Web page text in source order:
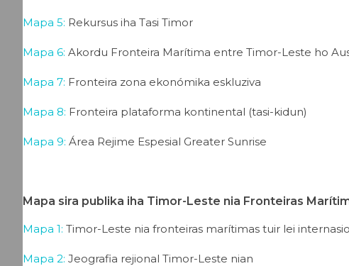
Mapa 5: Rekursus iha Tasi Timor
Mapa 6: Akordu Fronteira Marítima entre Timor-Leste ho
Mapa 7: Fronteira zona ekonómika eskluziva
Mapa 8: Fronteira plataforma kontinental (tasi-kidun)
Mapa 9: Área Rejime Espesial Greater Sunrise
Mapa sira publika iha Timor-Leste nia Fronteiras
Mapa 1: Timor-Leste nia fronteiras marítimas tuir lei
Mapa 2: Jeografia rejional Timor-Leste nian